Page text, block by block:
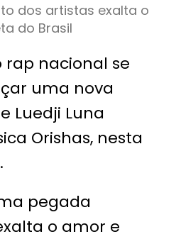
dos artistas exalta o
do Brasil
rap nacional se
uma nova
Luedji Luna
Orishas, nesta
pegada
o amor e